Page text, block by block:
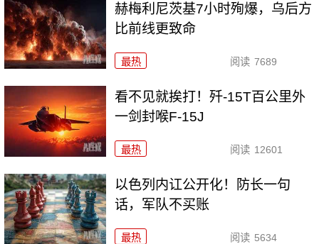
赫梅利尼茨基7小时殉爆，乌后方
比前线更致命
最热 阅读 7689
看不见就挨打！歼-15T百公里外
一剑封喉F-15J
最热 阅读 12601
以色列内讧公开化！防长一句
话，军队不买账
最热 阅读 5634